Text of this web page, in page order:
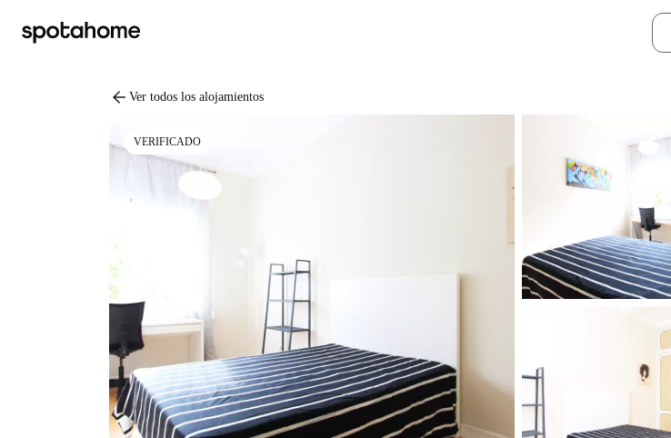
arrow_back Ver todos los alojamientos
VERIFICADO